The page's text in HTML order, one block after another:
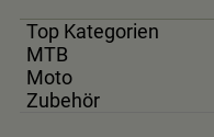
Top Kategorien
MTB
Moto
Zubehör